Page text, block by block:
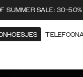
SUMMER SALE: 30-